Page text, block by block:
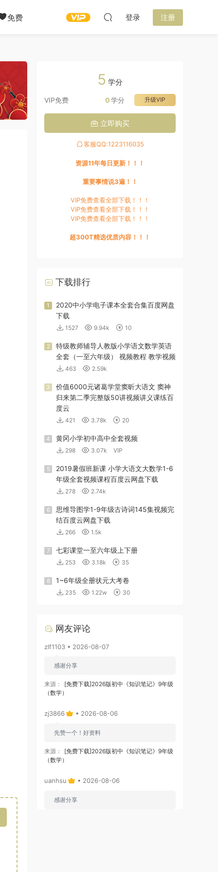
免费 登录 注册
5 学分
VIP免费 升级VIP
0学分
立即购买
客服QQ:1223116035
资源11年每日更新！！！
重要事情说3遍！！
VIP免费查看全部下载！！！
VIP免费查看全部下载！！！
VIP免费查看全部下载！！！
超300T精选优质内容！！！
下载排行
1
2020中小学电子课本全套合集百度网盘
下载
1527 9.94k 10
2
特级教师辅导人教版小学语文数学英语
全套（一至六年级） 视频教程 教学视频
463 2.59k
3
价值6000元诸葛学堂窦昕大语文 窦神
归来第二季完整版50讲视频讲义课练百
度云
421 3.78k 20
4 黄冈小学初中高中全套视频
298 3.07k VIP
5
2019暑假班新课 小学大语文大数学1-6
年级全套视频课程百度云网盘下载
278 2.74k
6
思维导图学1-9年级古诗词145集视频完
结百度云网盘下载
266 1.5k
7 七彩课堂一至六年级上下册
253 3.18k 35
8 1~6年级全册状元大考卷
235 1.22w 30
网友评论
zlf1103 • 2026-08-07
感谢分享
来源：
[免费下载]2026版初中《知识笔记》9年级
（数学）
zj3866 • 2026-08-06
先赞一个！好资料
来源：
[免费下载]2026版初中《知识笔记》9年级
（数学）
uanhsu • 2026-08-06
感谢分享